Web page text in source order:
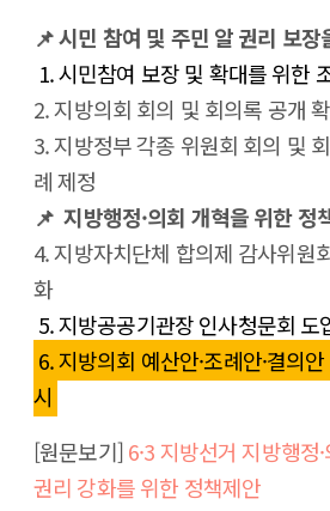
📌 시민 참여 및 주민 알 권리 보장
1. 시민참여 보장 및 확대를 위한
2. 지방의회 회의 및 회의록 공개
3. 지방정부 각종 위원회 회의 및
례 제정
📌 지방행정·의회 개혁을 위한 정
4. 지방자치단체 합의제 감사위원
화
5. 지방공공기관장 인사청문회 도
6. 지방의회 예산안·조례안·결의
시
[원문보기]6·3 지방선거 지방행정
권리 강화를 위한 정책제안